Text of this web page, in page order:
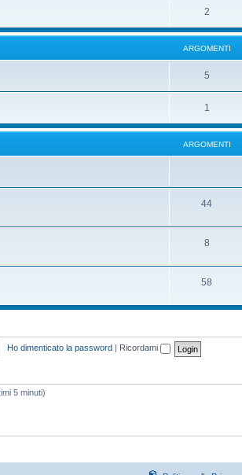
2
ARGOMENTI
5
1
ARGOMENTI
44
8
58
Ho dimenticato la password Ricordami
5 minuti)